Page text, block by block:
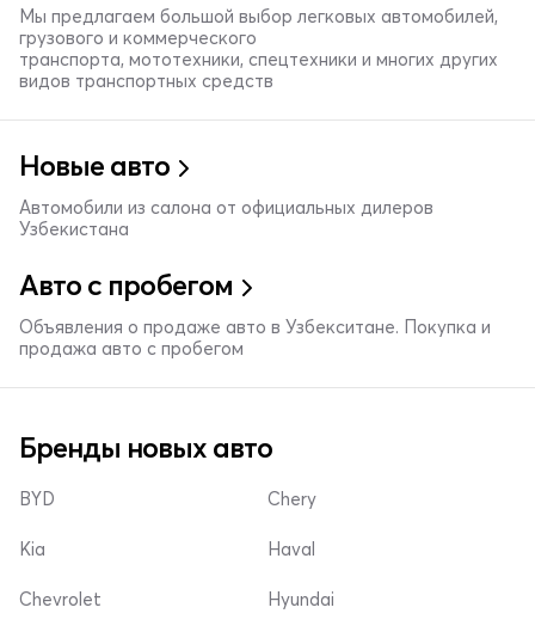
Мы предлагаем большой выбор легковых автомобилей,
грузового и коммерческого
транспорта, мототехники, спецтехники и многих других
видов транспортных средств
Новые авто
Автомобили из салона от официальных дилеров
Узбекистана
Авто с пробегом
Объявления о продаже авто в Узбекситане. Покупка и
продажа авто с пробегом
Бренды новых авто
BYD
Kia
Chevrolet
Chery
Haval
Hyundai